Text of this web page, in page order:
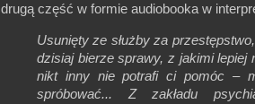
drugą część w formie audiobooka w
Usunięty ze służby za
dzisiaj bierze sprawy, z jakimi lepiej
nikt inny nie potrafi ci pomóc –
spróbować... Z zakładu